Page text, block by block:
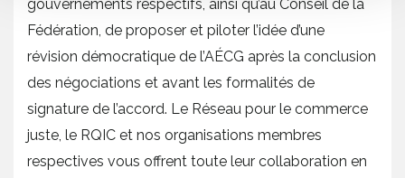
gouvernements respectifs, ainsi qu’au Conseil de la
Fédération, de proposer et piloter l’idée d’une
révision démocratique de l’AÉCG après la conclusion
des négociations et avant les formalités de
signature de l’accord. Le Réseau pour le commerce
juste, le RQIC et nos organisations membres
respectives vous offrent toute leur collaboration en